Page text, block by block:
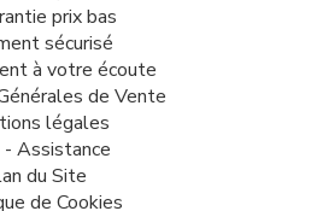
personnalisés
prix bas
sécurisé
à votre écoute
de Vente
légales
Assistance